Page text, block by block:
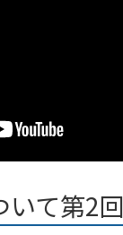
いて第2回